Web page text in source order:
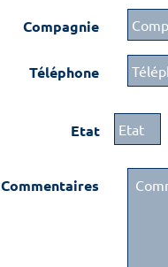
Compagnie
Téléphone
Etat
Commentaires